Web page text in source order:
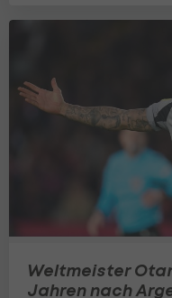
Weltmeister
Jahren nach